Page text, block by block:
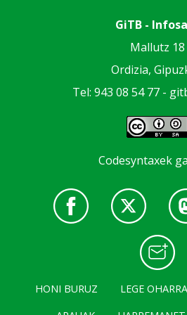
GiTB -
Mallutz 18
Ordizia,
Tel: 943 08 54 77 -
Codesyntaxek
HONI BURUZ LEGE OHARRA